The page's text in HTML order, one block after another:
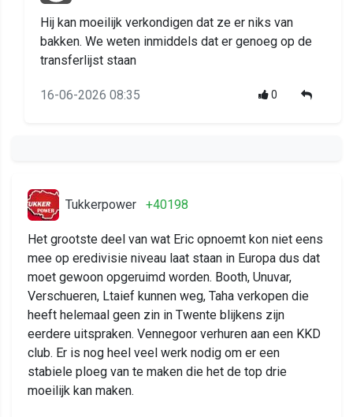
Hij kan moeilijk verkondigen dat ze er niks van
bakken. We weten inmiddels dat er genoeg op de
transferlijst staan
16-06-2026 08:35 0
Tukkerpower +40198
Het grootste deel van wat Eric opnoemt kon niet eens
mee op eredivisie niveau laat staan in Europa dus dat
moet gewoon opgeruimd worden. Booth, Unuvar,
Verschueren, Ltaief kunnen weg, Taha verkopen die
heeft helemaal geen zin in Twente blijkens zijn
eerdere uitspraken. Vennegoor verhuren aan een KKD
club. Er is nog heel veel werk nodig om er een
stabiele ploeg van te maken die het de top drie
moeilijk kan maken.